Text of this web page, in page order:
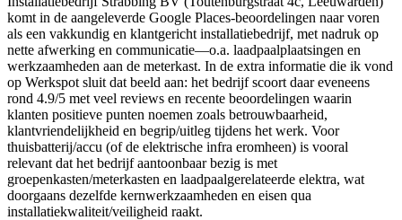
komt in de aangeleverde Google Places-beoordelingen naar voren
als een vakkundig en klantgericht installatiebedrijf, met nadruk op
nette afwerking en communicatie—o.a. laadpaalplaatsingen en
werkzaamheden aan de meterkast. In de extra informatie die ik vond
op Werkspot sluit dat beeld aan: het bedrijf scoort daar eveneens
rond 4.9/5 met veel reviews en recente beoordelingen waarin
klanten positieve punten noemen zoals betrouwbaarheid,
klantvriendelijkheid en begrip/uitleg tijdens het werk. Voor
thuisbatterij/accu (of de elektrische infra eromheen) is vooral
relevant dat het bedrijf aantoonbaar bezig is met
groepenkasten/meterkasten en laadpaalgerelateerde elektra, wat
doorgaans dezelfde kernwerkzaamheden en eisen qua
installatiekwaliteit/veiligheid raakt.